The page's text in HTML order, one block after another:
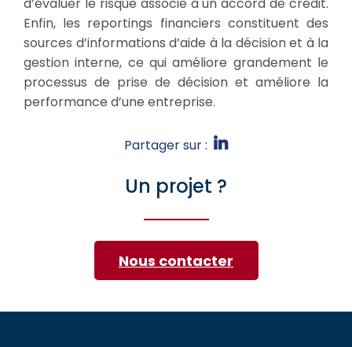
d’évaluer le risque associé à un accord de crédit.
Enfin, les reportings financiers constituent des
sources d’informations d’aide à la décision et à la
gestion interne, ce qui améliore grandement le
processus de prise de décision et améliore la
performance d’une entreprise.
Partager sur :
Un projet ?
Nous contacter